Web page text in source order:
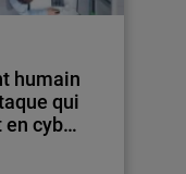
humain
qui
en cyb…